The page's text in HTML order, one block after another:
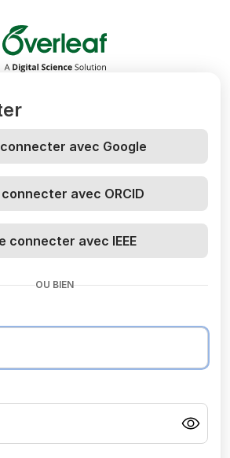
Overleaf
avec Google
connecter avec ORCID
connecter avec IEEE
OU BIEN